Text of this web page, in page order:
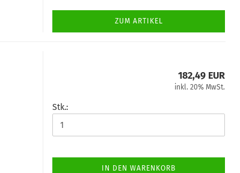
ZUM ARTIKEL
182,49 EUR
inkl. 20% MwSt.
Stk.:
IN DEN WARENKORB